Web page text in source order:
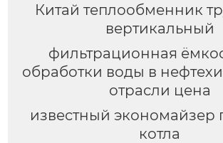
Китай теплообменник
вертикальный
фильтрационная
обработки воды в
отрасли цена
известный экономайзер
котла